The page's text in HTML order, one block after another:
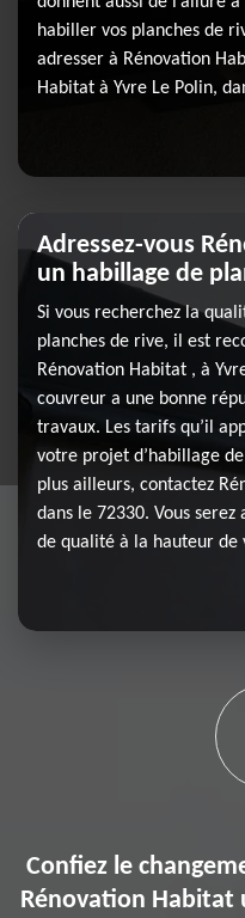
habiller vos planches de
adresser à Rénovation
Habitat à Yvre Le Polin,
Adressez-vous
un habillage de
Si vous recherchez la
planches de rive, il est
Rénovation Habitat , à
couvreur a une bonne
travaux. Les tarifs qu’il
votre projet d’habillage
plus ailleurs, contactez
dans le 72330. Vous
de qualité à la hauteur de
Confiez le
Rénovation Habitat